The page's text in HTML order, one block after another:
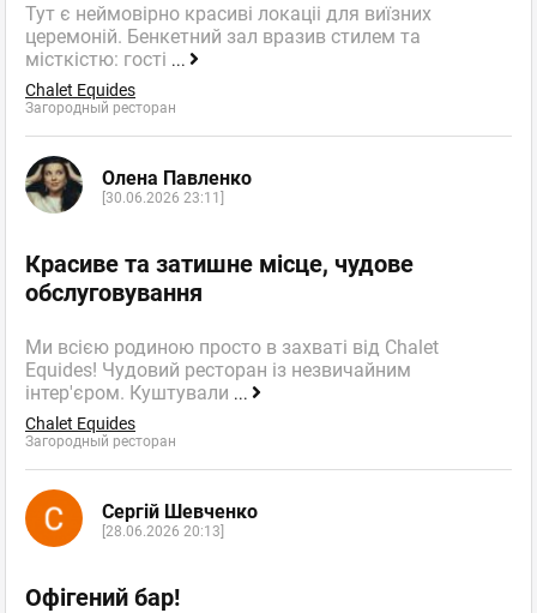
Тут є неймовірно красиві локаціі для виїзних
церемоній. Бенкетний зал вразив стилем та
місткістю: гості ...
Chalet Equides
Загородный ресторан
Олена Павленко
[30.06.2026 23:11]
Красиве та затишне місце, чудове
обслуговування
Ми всією родиною просто в захваті від Chalet
Equides! Чудовий ресторан із незвичайним
інтер'єром. Куштували ...
Chalet Equides
Загородный ресторан
Сергій Шевченко
[28.06.2026 20:13]
Офігений бар!